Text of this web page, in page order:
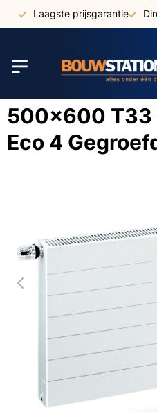
Laagste prijsgarantie
500x600 T33
Eco 4